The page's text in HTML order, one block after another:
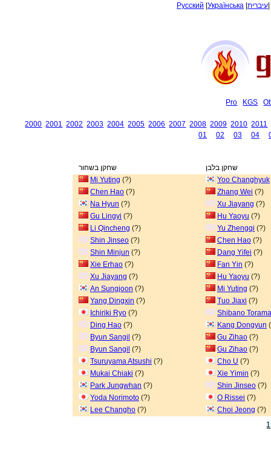
Русский Українська עיברית
Pro KGS
2000 2001 2002 2003 2004 2005 2006 2007 2008 2009 2010 2011
01
02 03 04
שחקן בשחור
שחקן בלבן
Mi Yuting (?) Yoo Changhyuk
Chen Hao (?) Zhang Wei (?)
Na Hyun (?) Xu Jiayang (?)
Gu Lingyi (?) Hu Yaoyu (?)
Li Qincheng (?) Yu Zhengqi (?)
Shin Jinseo (?) Chen Hao (?)
Shin Minjun (?) Dang Yifei (?)
Xie Erhao (?) Fan Yin (?)
Xu Jiayang (?) Hu Yaoyu (?)
An Sungjoon (?) Mi Yuting (?)
Yang Dingxin (?) Tuo Jiaxi (?)
Ichiriki Ryo (?)
Shibano
Ding Hao (?) Kang Dongyun
Byun Sangil (?) Gu Zihao (?)
Byun Sangil (?) Gu Zihao (?)
Tsuruyama Atsushi (?) Cho U (?)
Mukai Chiaki (?) Xie Yimin (?)
Park Jungwhan (?) Shin Jinseo (?)
Yoda Norimoto (?) O Rissei (?)
Lee Changho (?) Choi Jeong (?)
1